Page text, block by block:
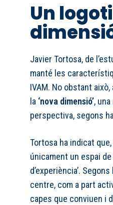
Un
Javier Tortosa, de
manté les
IVAM. No obstant
la ‘nova dimensió’,
perspectiva, segons
Tortosa ha indicat que,
únicament un espai
d’experiència’.
centre, com a part
capes que conviuen i